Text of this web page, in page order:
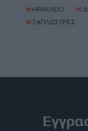
# ΗΡΑΚΛΕΙΟ #
# ΞΑΠΛΩΣΤΡΕΣ